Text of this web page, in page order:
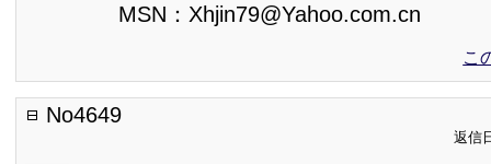
MSN：Xhjin79@Yahoo.com.cn
こ
No4649
返信